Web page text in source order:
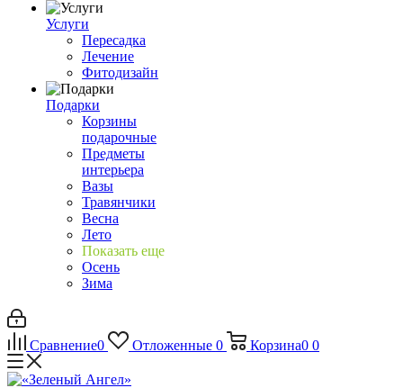
Услуги
Пересадка
Лечение
Фитодизайн
Подарки
Корзины
подарочные
Предметы
интерьера
Вазы
Травянчики
Весна
Лето
Показать еще
Осень
Зима
Сравнение0 Отложенные 0 Корзина0 0